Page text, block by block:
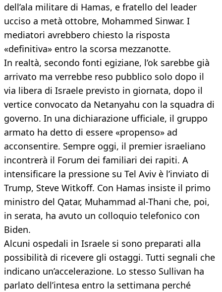
dell’ala militare di Hamas, e fratello del leader
ucciso a metà ottobre, Mohammed Sinwar. I
mediatori avrebbero chiesto la risposta
«definitiva» entro la scorsa mezzanotte.
In realtà, secondo fonti egiziane, l’ok sarebbe già
arrivato ma verrebbe reso pubblico solo dopo il
via libera di Israele previsto in giornata, dopo il
vertice convocato da Netanyahu con la squadra di
governo. In una dichiarazione ufficiale, il gruppo
armato ha detto di essere «propenso» ad
acconsentire. Sempre oggi, il premier israeliano
incontrerà il Forum dei familiari dei rapiti. A
intensificare la pressione su Tel Aviv è l’inviato di
Trump, Steve Witkoff. Con Hamas insiste il primo
ministro del Qatar, Muhammad al-Thani che, poi,
in serata, ha avuto un colloquio telefonico con
Biden.
Alcuni ospedali in Israele si sono preparati alla
possibilità di ricevere gli ostaggi. Tutti segnali che
indicano un’accelerazione. Lo stesso Sullivan ha
parlato dell’intesa entro la settimana perché